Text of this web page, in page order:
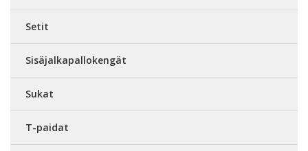
Setit
Sisäjalkapallokengät
Sukat
T-paidat